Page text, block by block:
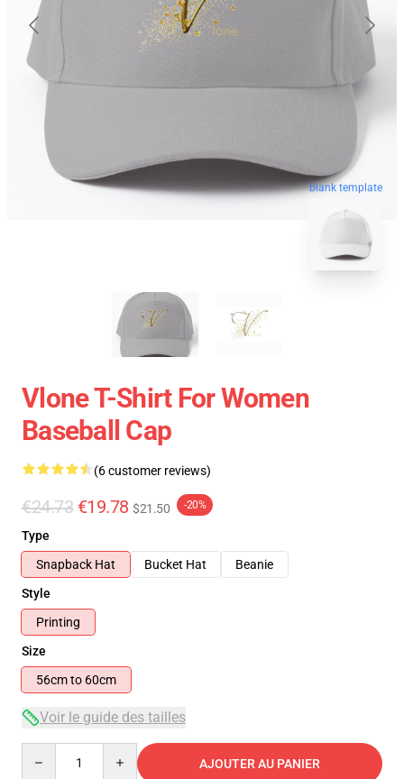
blank template
Vlone T-Shirt For Women
Baseball Cap
(6 customer reviews)
€24.73 €19.78 $21.50 -20%
Type
Snapback Hat
Bucket Hat
Beanie
Style
Printing
Size
56cm to 60cm
Voir le guide des tailles
AJOUTER AU PANIER